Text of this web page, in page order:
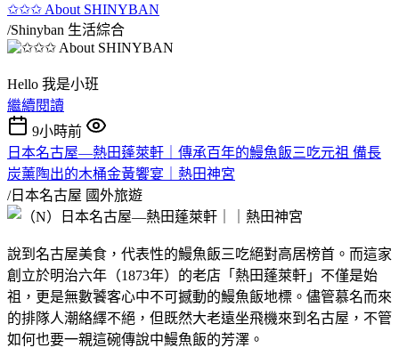
✩✩✩ About SHINYBAN
/Shinyban 生活綜合
Hello 我是小班
繼續閱讀
9小時前
日本名古屋—熱田蓬萊軒｜傳承百年的鰻魚飯三吃元祖 備長
炭薰陶出的木桶金黃饗宴｜熱田神宮
/日本名古屋 國外旅遊
說到名古屋美食，代表性的鰻魚飯三吃絕對高居榜首。而這家
創立於明治六年（1873年）的老店「熱田蓬萊軒」不僅是始
祖，更是無數饕客心中不可撼動的鰻魚飯地標。儘管慕名而來
的排隊人潮絡繹不絕，但既然大老遠坐飛機來到名古屋，不管
如何也要一親這碗傳說中鰻魚飯的芳澤。